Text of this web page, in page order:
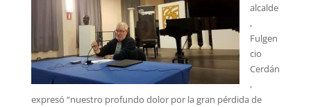
alcalde
,
Fulgen
cio
Cerdán
,
expresó “nuestro profundo dolor por la gran pérdida de